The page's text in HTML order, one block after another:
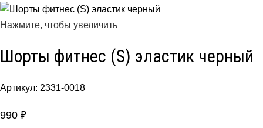
Нажмите, чтобы увеличить
Шорты фитнес (S) эластик черный
Артикул: 2331-0018
990 ₽